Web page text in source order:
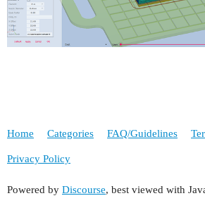
Home Categories FAQ/Guidelines
Privacy Policy
Powered by Discourse, best viewed with